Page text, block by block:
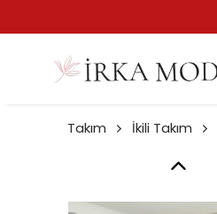
Takım İkili Takım